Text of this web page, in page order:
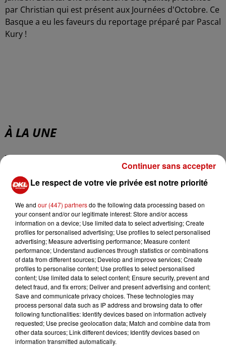
par Christian qui est présent aux Journées d'Octobre. Ce
Basque a eu les faveurs du reportage préparé par Pascal
Kury !
À LA UNE
DKL en direct du Casino Barrière
Mulhouse : un homme condamné à
trois mois de prison avec sursis...
la 77e Foire aux vins de Colmar
ouvre ses portes pendant 10 jours
Le respect de votre vie privée est notre priorité
We and our (447) partnersdo the following data processing based on
your consent and/or our legitimate interest: Store and/or access
information on a device; Use limited data to select advertising; Create
profiles for personalised advertising; Use profiles to select personalised
advertising; Measure advertising performance; Measure content
performance; Understand audiences through statistics or combinations
of data from different sources; Develop and improve services; Create
profiles to personalise content; Use profiles to select personalised
content; Use limited data to select content; Ensure security, prevent and
detect fraud, and fix errors; Deliver and present advertising and content;
Save and communicate privacy choices. These technologies may
process personal data such as IP address and browsing data to offer
following functionalities: Identify devices based on information actively
requested; Use precise geolocation data; Match and combine data from
other data sources; Link different devices; Identify devices based on
information transmitted automatically.
Continuer sans accepter